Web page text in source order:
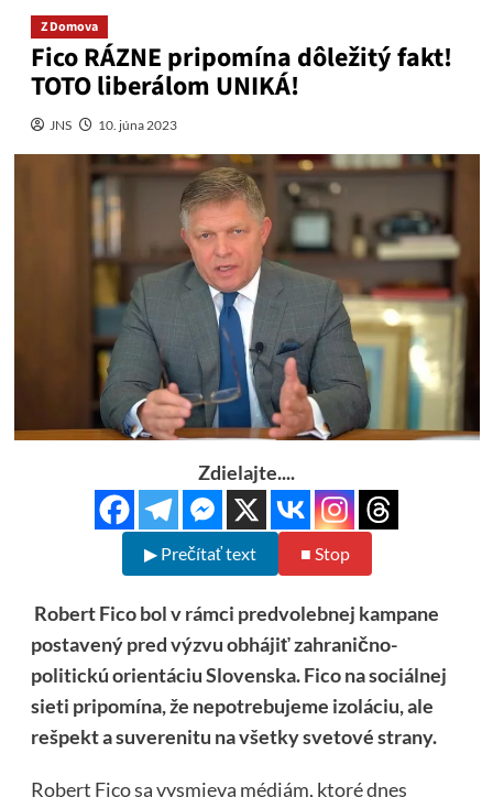
Z Domova
Fico RÁZNE pripomína dôležitý fakt!
TOTO liberálom UNIKÁ!
JNS 10. júna 2023
Zdielajte....
▶ Prečítať text ■ Stop
Robert Fico bol v rámci predvolebnej kampane
postavený pred výzvu obhájiť zahranično-
politickú orientáciu Slovenska. Fico na sociálnej
sieti pripomína, že nepotrebujeme izoláciu, ale
rešpekt a suverenitu na všetky svetové strany.
Robert Fico sa vysmieva médiám, ktoré dnes